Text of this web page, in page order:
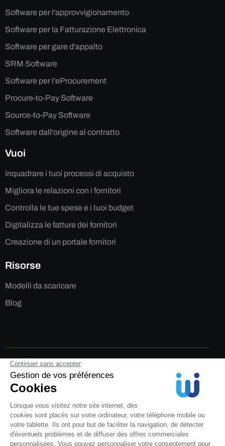
Software per l'approvvigionamento
Software per la Fatturazione Elettronica
Software per gare d'appalto
SRM Software
Software per l'eProcurement
Procure-to-Pay Software
Source-to-Pay Software
Software dall'origine al contratto
Vuoi
Inquadrare i tuoi processi di acquisto
Migliora le relazioni con i fornitori
Controlla le tue spese e i tuoi budget
Digitalizza le fatture dei fornitori
Creazione di un portale fornitori
Risorse
Modelli da scaricare
Blog
LegaleInformativa sulla privacyCookie